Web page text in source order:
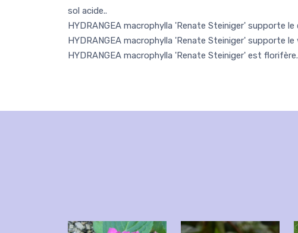
sol acide..
HYDRANGEA macrophylla 'Renate Steiniger' supporte
HYDRANGEA macrophylla 'Renate Steiniger' supporte le
HYDRANGEA macrophylla 'Renate Steiniger' est florifère.